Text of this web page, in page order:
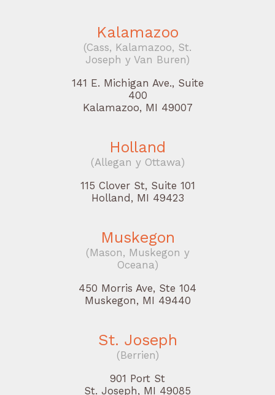
Kalamazoo
(Cass, Kalamazoo, St.
Joseph y Van Buren)
141 E. Michigan Ave., Suite
400
Kalamazoo, MI 49007
Holland
(Allegan y Ottawa)
115 Clover St, Suite 101
Holland, MI 49423
Muskegon
(Mason, Muskegon y
Oceana)
450 Morris Ave, Ste 104
Muskegon, MI 49440
St. Joseph
(Berrien)
901 Port St
St. Joseph, MI 49085